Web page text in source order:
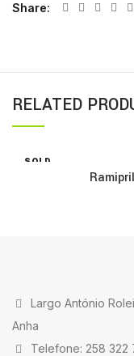
Share
RELATED
SOLD
Largo António
Anha
Telefone: 258 322